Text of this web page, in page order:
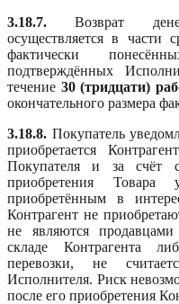
3.18.7. Возврат
осуществляется в части
фактически
подтверждённых
течение 30 (тридцати)
окончательного размера
3.18.8. Покупатель
приобретается
Покупателя и за счёт
приобретения Товара
приобретённым в
Контрагент не
не являются
складе Контрагента
перевозки, не
Исполнителя. Риск
после его приобретения